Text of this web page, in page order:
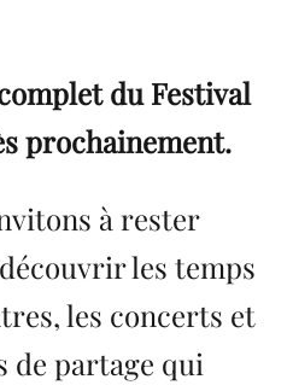
du Festival
prochainement.
à rester
les temps
les concerts et
de partage qui